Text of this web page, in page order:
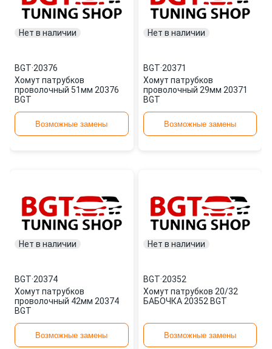
Нет в наличии
BGT·20376
Хомут патрубков
проволочный 51мм 20376
BGT
Возможные замены
Нет в наличии
BGT·20371
Хомут патрубков
проволочный 29мм 20371
BGT
Возможные замены
Нет в наличии
BGT·20374
Хомут патрубков
проволочный 42мм 20374
BGT
Возможные замены
Нет в наличии
BGT·20352
Хомут патрубков 20/32
БАБОЧКА 20352 BGT
Возможные замены